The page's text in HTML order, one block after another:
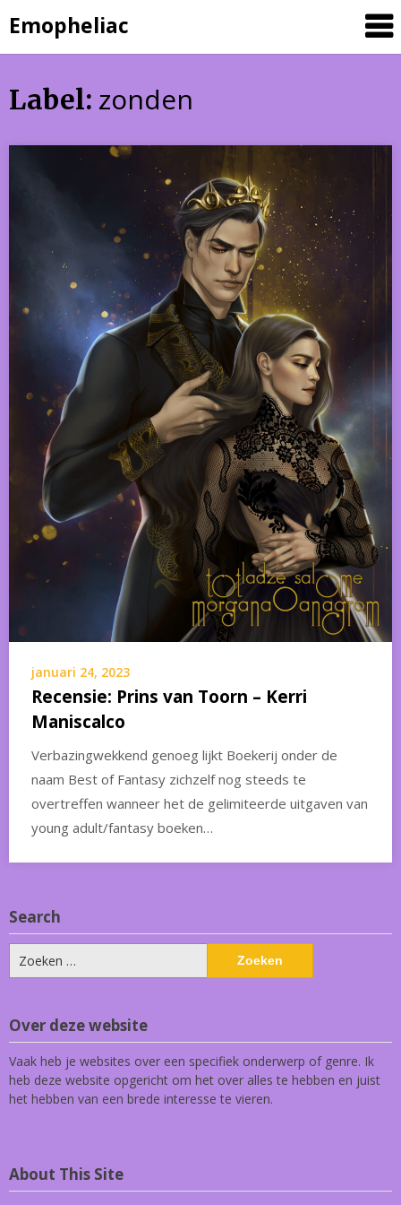
to
content
Emopheliac
Label: zonden
januari 24, 2023
Recensie: Prins van Toorn – Kerri
Maniscalco
Verbazingwekkend genoeg lijkt Boekerij onder de
naam Best of Fantasy zichzelf nog steeds te
overtreffen wanneer het de gelimiteerde uitgaven van
young adult/fantasy boeken…
Search
Zoeken
naar:
Over deze website
Vaak heb je websites over een specifiek onderwerp of genre. Ik
heb deze website opgericht om het over alles te hebben en juist
het hebben van een brede interesse te vieren.
About This Site